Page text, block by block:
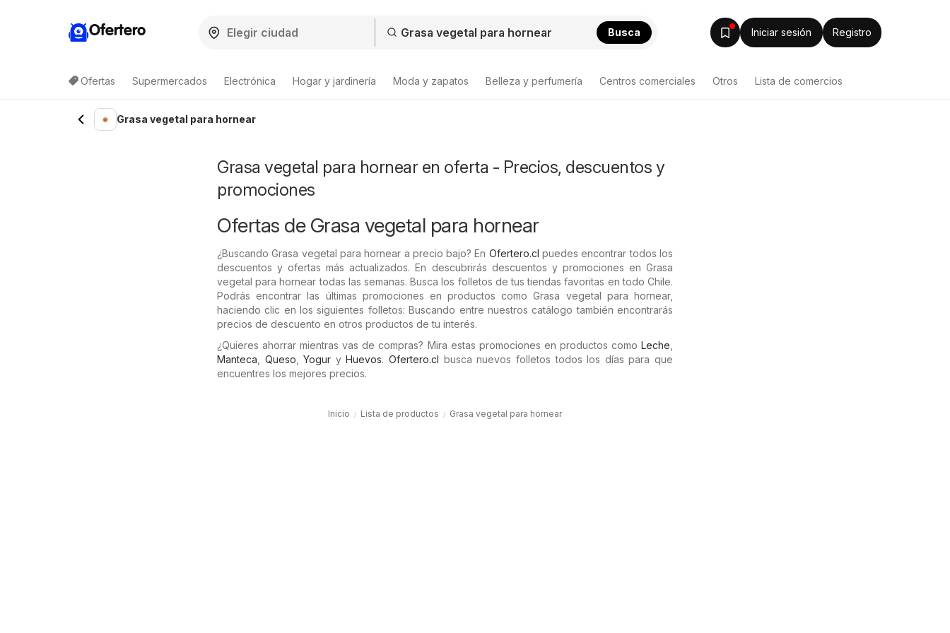
Ofertero Busca Iniciar sesión Registro
Ofertas Supermercados Electrónica Hogar y jardinería Moda y zapatos Belleza y perfumería Centros comerciales Otros Lista de comercios
Lista de productosGrasa vegetal para hornear
Grasa vegetal para hornear en oferta - Precios, descuentos y
promociones
Ofertas de Grasa vegetal para hornear
¿Buscando Grasa vegetal para hornear a precio bajo? En Ofertero.cl puedes encontrar todos los
descuentos y ofertas más actualizados. En descubrirás descuentos y promociones en Grasa
vegetal para hornear todas las semanas. Busca los folletos de tus tiendas favoritas en todo Chile.
Podrás encontrar las últimas promociones en productos como Grasa vegetal para hornear,
haciendo clic en los siguientes folletos: Buscando entre nuestros catálogo también encontrarás
precios de descuento en otros productos de tu interés.
¿Quieres ahorrar mientras vas de compras? Mira estas promociones en productos como Leche
Manteca
Queso ,Yogur yHuevos.Ofertero.cl busca nuevos folletos todos los días para que
encuentres los mejores precios.
Inicio Lista de productos Grasa vegetal para hornear